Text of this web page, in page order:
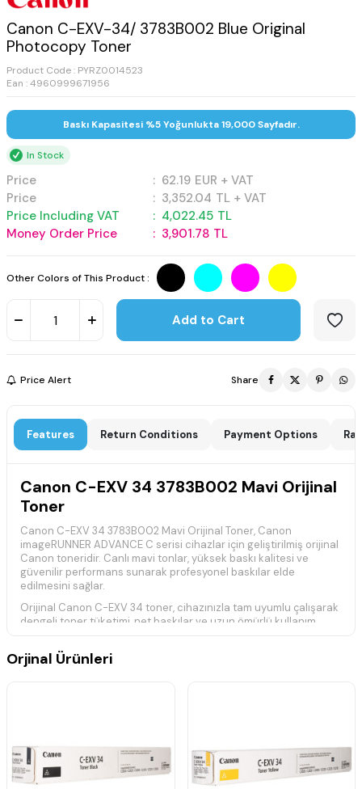
Canon C-EXV-34/ 3783B002 Blue Original
Photocopy Toner
Product Code : PYRZ0014523
Ean : 4960999671956
Baskı Kapasitesi %5 Yoğunlukta 19,000 Sayfadır.
In Stock
Price : 62.19 EUR + VAT
Price
: 3,352.04 TL + VAT
Price Including VAT
: 4,022.45 TL
Money Order Price
: 3,901.78 TL
Other Colors of This Product :
Add to Cart
Price Alert Share
Features Return Conditions Payment Options
Canon C-EXV 34 3783B002 Mavi Orijinal
Toner
Canon C-EXV 34 3783B002 Mavi Orijinal Toner, Canon
imageRUNNER ADVANCE C serisi cihazlar için geliştirilmiş orijinal
Canon toneridir. Canlı mavi tonlar, yüksek baskı kalitesi ve
güvenilir performans sunarak profesyonel baskılar elde
edilmesini sağlar.
Orijinal Canon C-EXV 34 toner, cihazınızla tam uyumlu çalışarak
dengeli toner tüketimi, net baskılar ve uzun ömürlü kullanım
Teknik Özellikler
Baskı Teknolojisi:Lazer
Baskı Kapasitesi:%5 yoğunlukta yaklaşık 19.000 sayfa
Orjinal Ürünleri